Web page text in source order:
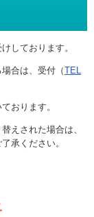
しております。
合は、受付（TEL
おります。
えされた場合は、
承ください。